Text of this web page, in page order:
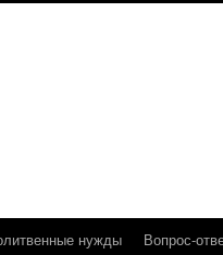
нужды Вопрос-